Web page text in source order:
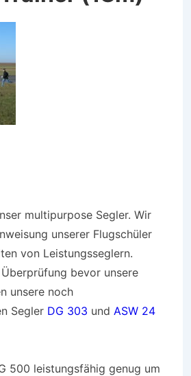
multipurpose Segler. Wir
unserer Flugschüler
von Leistungsseglern.
bevor unsere
unsere noch
Segler DG 303 und ASW 24
500 leistungsfähig genug um